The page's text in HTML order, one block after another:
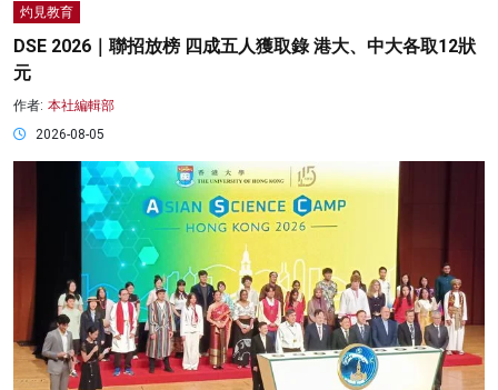
灼見教育
DSE 2026｜聯招放榜 四成五人獲取錄 港大、中大各取12狀
元
作者: 本社編輯部
2026-08-05